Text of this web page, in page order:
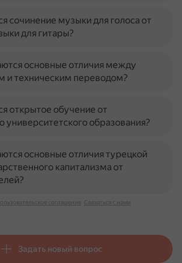
сочинение музыки для голоса от
для гитары?
основные отличия между
и техническим переводом?
открытое обучение от
университетского образования?
основные отличия турецкой
капитализма от
соглашение Связаться с нами
Задать новый вопрос